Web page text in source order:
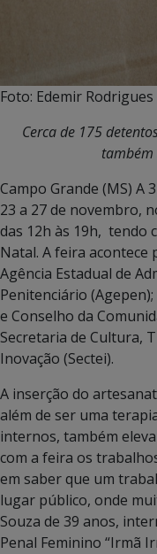
Foto: Edemir Rodrigues
Cerca de 175
também
Campo Grande (MS) A
23 a 27 de novembro,
das 12h às 19h, tendo
Natal. A feira acontece
Agência Estadual de
Penitenciário
e Conselho da
Secretaria de Cultura,
Inovação (Sectei).
A inserção do
além de ser uma
internos, também
com a feira os
em saber que um
lugar público, onde
Souza de 39 anos,
Penal Feminino “Irmã